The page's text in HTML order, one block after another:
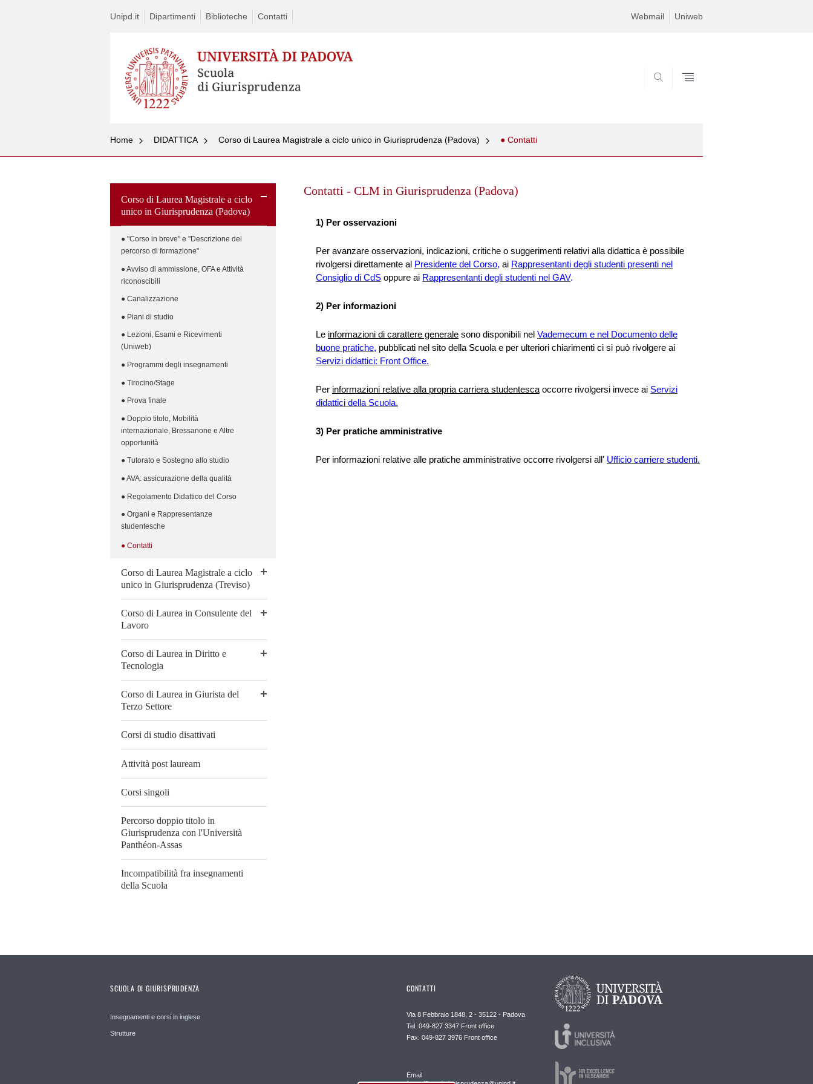
Unipd.it Dipartimenti Biblioteche Contatti Webmail Uniweb
Home DIDATTICA Corso di Laurea Magistrale a ciclo unico in Giurisprudenza (Padova) ● Contatti
Corso di Laurea Magistrale a ciclo
unico in Giurisprudenza (Padova)
● "Corso in breve" e "Descrizione del
percorso di formazione"
● Avviso di ammissione, OFA e Attività
riconoscibili
● Canalizzazione
● Piani di studio
● Lezioni, Esami e Ricevimenti
(Uniweb)
● Programmi degli insegnamenti
● Tirocino/Stage
● Prova finale
● Doppio titolo, Mobilità
internazionale, Bressanone e Altre
opportunità
● Tutorato e Sostegno allo studio
● AVA: assicurazione della qualità
● Regolamento Didattico del Corso
● Organi e Rappresentanze
studentesche
● Contatti
Corso di Laurea Magistrale a ciclo
unico in Giurisprudenza (Treviso)
Corso di Laurea in Consulente del
Lavoro
Corso di Laurea in Diritto e
Tecnologia
Corso di Laurea in Giurista del
Terzo Settore
Corsi di studio disattivati
Attività post lauream
Corsi singoli
Percorso doppio titolo in
Giurisprudenza con l'Università
Panthéon-Assas
Incompatibilità fra insegnamenti
della Scuola
to
Contatti - CLM in Giurisprudenza (Padova)
1) Per osservazioni
Per avanzare osservazioni, indicazioni, critiche o suggerimenti relativi alla didattica è possibile
rivolgersi direttamente al Presidente del Corso, ai Rappresentanti degli studenti presenti nel
Consiglio di CdS oppure ai Rappresentanti degli studenti nel GAV.
2) Per informazioni
Le informazioni di carattere generale sono disponibili nel Vademecum e nel Documento delle
buone pratiche, pubblicati nel sito della Scuola e per ulteriori chiarimenti ci si può rivolgere ai
Servizi didattici: Front Office.
Per informazioni relative alla propria carriera studentesca occorre rivolgersi invece ai Servizi
didattici della Scuola.
3) Per pratiche amministrative
Per informazioni relative alle pratiche amministrative occorre rivolgersi all' Ufficio carriere studenti.
SCUOLA DI GIURISPRUDENZA
Insegnamenti e corsi in inglese
Strutture
CONTATTI
Via 8 Febbraio 1848, 2 - 35122 - Padova
Tel. 049-827 3347 Front office
Fax. 049-827 3976 Front office
Email